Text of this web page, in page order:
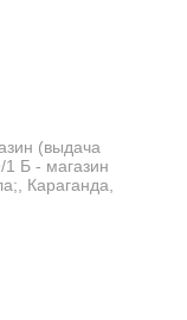
(выдача
1 Б - магазин
Караганда,